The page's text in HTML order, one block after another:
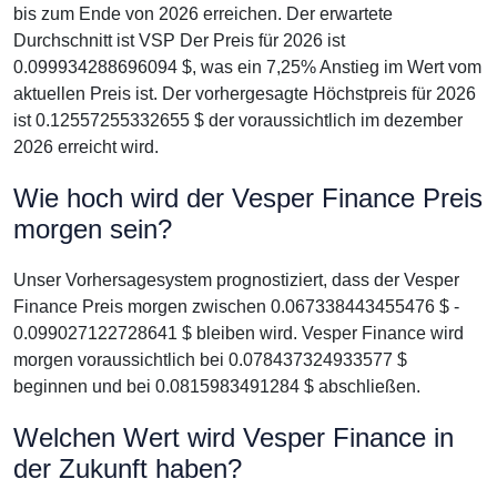
bis zum Ende von 2026 erreichen. Der erwartete
Durchschnitt ist VSP Der Preis für 2026 ist
0.099934288696094 $, was ein 7,25% Anstieg im Wert vom
aktuellen Preis ist. Der vorhergesagte Höchstpreis für 2026
ist 0.12557255332655 $ der voraussichtlich im dezember
2026 erreicht wird.
Wie hoch wird der Vesper Finance Preis
morgen sein?
Unser Vorhersagesystem prognostiziert, dass der Vesper
Finance Preis morgen zwischen 0.067338443455476 $ -
0.099027122728641 $ bleiben wird. Vesper Finance wird
morgen voraussichtlich bei 0.078437324933577 $
beginnen und bei 0.0815983491284 $ abschließen.
Welchen Wert wird Vesper Finance in
der Zukunft haben?